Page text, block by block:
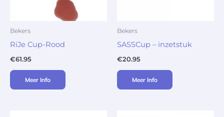
Bekers
RiJe Cup-Rood
€61.95
Meer Info
Bekers
SASSCup – inzetstuk
€20.95
Meer Info